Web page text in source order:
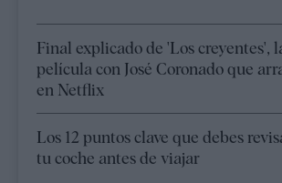
Final explicado de 'Los creyentes',
película con José Coronado que
en Netflix
Los 12 puntos clave que debes
tu coche antes de viajar